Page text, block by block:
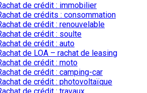
de crédit : immobilier
de crédits : consommation
de crédit : renouvelable
de crédit : soulte
de crédit : auto
de LOA – rachat de leasing
de crédit : moto
de crédit : camping-car
de crédit : photovoltaïque